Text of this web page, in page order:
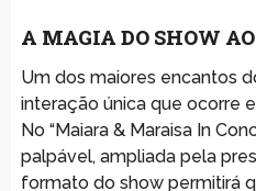
A MAGIA DO SHOW
Um dos maiores encantos
interação única que ocorre
No “Maiara & Maraisa In
palpável, ampliada pela
formato do show permitirá